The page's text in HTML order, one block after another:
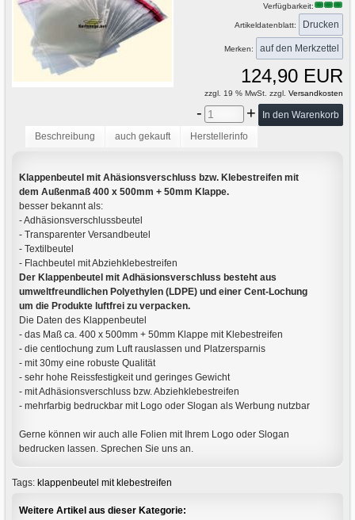
Verfügbarkeit:
Artikeldatenblatt: Drucken
Merken:
124,90 EUR
zzgl. 19 % MwSt. zzgl. Versandkosten
- +
Beschreibung auch gekauft Herstellerinfo
Klappenbeutel mit Ahäsionsverschluss bzw. Klebestreifen mit
dem Außenmaß 400 x 500mm + 50mm Klappe.
besser bekannt als:
- Adhäsionsverschlussbeutel
- Transparenter Versandbeutel
- Textilbeutel
- Flachbeutel mit Abziehklebestreifen
Der Klappenbeutel mit Adhäsionsverschluss besteht aus
umweltfreundlichen Polyethylen (LDPE) und einer Cent-Lochung
um die Produkte luftfrei zu verpacken.
Die Daten des Klappenbeutel
- das Maß ca. 400 x 500mm + 50mm Klappe mit Klebestreifen
- die centlochung zum Luft rauslassen und Platzersparnis
- mit 30my eine robuste Qualität
- sehr hohe Reissfestigkeit und geringes Gewicht
- mit Adhäsionsverschluss bzw. Abziehklebestreifen
- mehrfarbig bedruckbar mit Logo oder Slogan als Werbung nutzbar
Gerne können wir auch alle Folien mit Ihrem Logo oder Slogan
bedrucken lassen. Sprechen Sie uns an.
Tags: klappenbeutel mit klebestreifen
Weitere Artikel aus dieser Kategorie: